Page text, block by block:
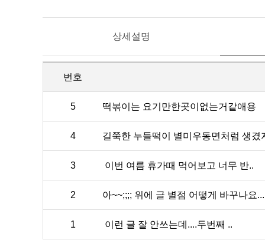
상세설명
번호
5 떡볶이는 요기만한곳이없는거같애용
4 길쭉한 누들떡이 별미우동면처럼 생
3 이번 여름 휴가때 먹어보고 너무 반..
2 아~~;;;; 위에 글 별점 어떻게 바꾸나요
1 이런 글 잘 안쓰는데....두번째 ..